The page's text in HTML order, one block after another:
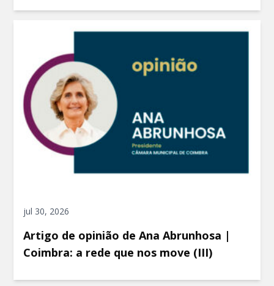
jul 30, 2026
Artigo de opinião de Ana Abrunhosa |
Coimbra: a rede que nos move (III)